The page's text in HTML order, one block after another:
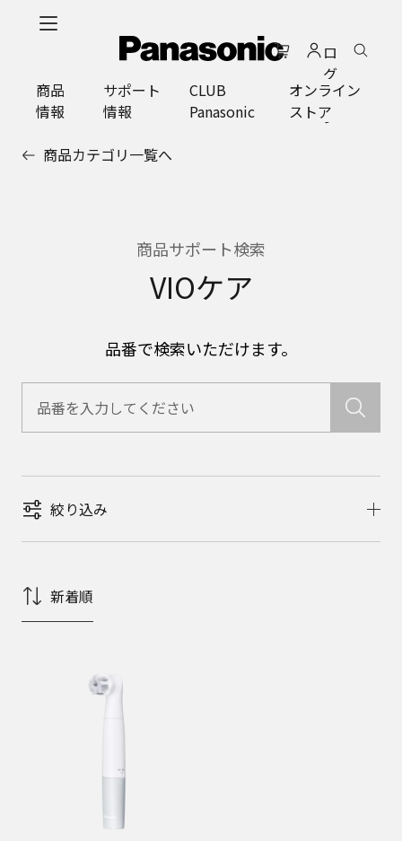
ロ
グ
イ
ン
商品
情報
サポート
情報
CLUB
Panasonic
オンライン
ストア
商品カテゴリ一覧へ
商品サポート検索
VIOケア
品番で検索いただけます。
絞り込み
新着順